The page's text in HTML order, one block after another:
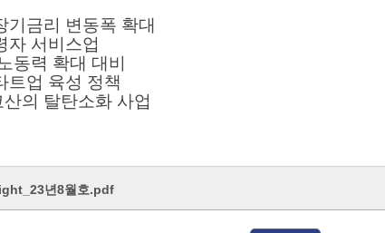
기금리 변동폭 확대
자 서비스업
동력 확대 대비
트업 육성 정책
의 탈탄소화 사업
년8월호.pdf